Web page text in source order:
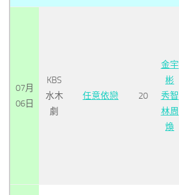
07月
06日
KBS
水木
劇
任意依戀 20
金宇
彬
秀智
林周
煥